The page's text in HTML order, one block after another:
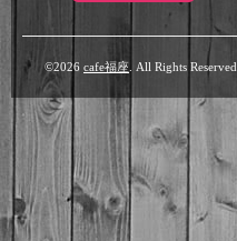
©2026 cafe福座 . All Rights Reserved.